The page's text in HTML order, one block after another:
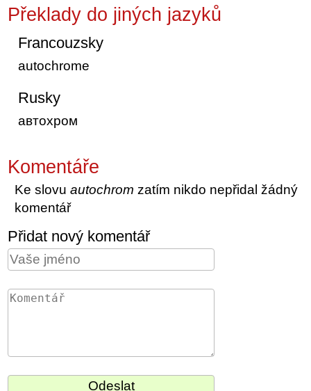
Překlady do jiných jazyků
Francouzsky
autochrome
Rusky
автохром
Komentáře
Ke slovuautochrom zatím nikdo nepřidal žádný
komentář
Přidat nový komentář